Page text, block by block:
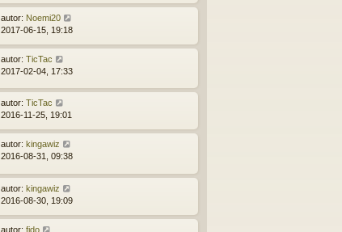
autor: Noemi20
2017-06-15, 19:18
autor: TicTac
2017-02-04, 17:33
autor: TicTac
2016-11-25, 19:01
autor: kingawiz
2016-08-31, 09:38
autor: kingawiz
2016-08-30, 19:09
autor: fido